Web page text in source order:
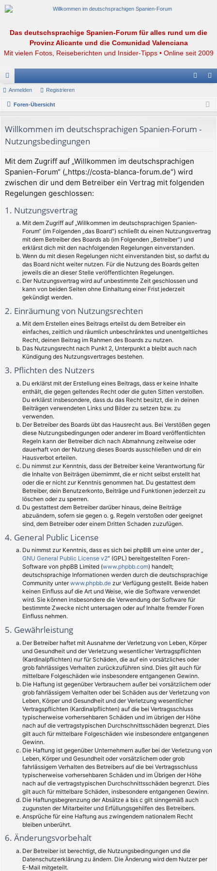
Das deutschsprachige Spanien-Forum für alles rund um die
Provinz Alicante und die Comunidad Valenciana
Mit vielen Fotos, Reiseberichten und Insider-Tipps • Online seit 2009
or
en
de
ist
Anmelden Registrieren
Foren-Übersicht
Willkommen im deutschsprachigen Spanien-Forum -
Nutzungsbedingungen
Mit dem Zugriff auf „Willkommen im deutschsprachigen
Spanien-Forum“ („https://costa-blanca-forum.de“) wird
zwischen dir und dem Betreiber ein Vertrag mit folgenden
Regelungen geschlossen:
1. Nutzungsvertrag
Mit dem Zugriff auf „Willkommen im deutschsprachigen Spanien-
Forum“ (im Folgenden „das Board“) schließt du einen Nutzungsvertrag
mit dem Betreiber des Boards ab (im Folgenden „Betreiber“) und
erklärst dich mit den nachfolgenden Regelungen einverstanden.
Wenn du mit diesen Regelungen nicht einverstanden bist, so darfst du
das Board nicht weiter nutzen. Für die Nutzung des Boards gelten
jeweils die an dieser Stelle veröffentlichten Regelungen.
Der Nutzungsvertrag wird auf unbestimmte Zeit geschlossen und
kann von beiden Seiten ohne Einhaltung einer Frist jederzeit
gekündigt werden.
2. Einräumung von Nutzungsrechten
Mit dem Erstellen eines Beitrags erteilst du dem Betreiber ein
einfaches, zeitlich und räumlich unbeschränktes und unentgeltliches
Recht, deinen Beitrag im Rahmen des Boards zu nutzen.
Das Nutzungsrecht nach Punkt 2, Unterpunkt a bleibt auch nach
Kündigung des Nutzungsvertrages bestehen.
3. Pflichten des Nutzers
Du erklärst mit der Erstellung eines Beitrags, dass er keine Inhalte
enthält, die gegen geltendes Recht oder die guten Sitten verstoßen.
Du erklärst insbesondere, dass du das Recht besitzt, die in deinen
Beiträgen verwendeten Links und Bilder zu setzen bzw. zu
verwenden.
Der Betreiber des Boards übt das Hausrecht aus. Bei Verstößen gegen
diese Nutzungsbedingungen oder anderer im Board veröffentlichten
Regeln kann der Betreiber dich nach Abmahnung zeitweise oder
dauerhaft von der Nutzung dieses Boards ausschließen und dir ein
Hausverbot erteilen.
Du nimmst zur Kenntnis, dass der Betreiber keine Verantwortung für
die Inhalte von Beiträgen übernimmt, die er nicht selbst erstellt hat
oder die er nicht zur Kenntnis genommen hat. Du gestattest dem
Betreiber, dein Benutzerkonto, Beiträge und Funktionen jederzeit zu
löschen oder zu sperren.
Du gestattest dem Betreiber darüber hinaus, deine Beiträge
abzuändern, sofern sie gegen o. g. Regeln verstoßen oder geeignet
sind, dem Betreiber oder einem Dritten Schaden zuzufügen.
4. General Public License
Du nimmst zur Kenntnis, dass es sich bei phpBB um eine unter der „
GNU General Public License v2“ (GPL) bereitgestellten Foren-
Software von phpBB Limited (www.phpbb.com) handelt;
deutschsprachige Informationen werden durch die deutschsprachige
Community unterwww.phpbb.de zur Verfügung gestellt. Beide haben
keinen Einfluss auf die Art und Weise, wie die Software verwendet
wird. Sie können insbesondere die Verwendung der Software für
bestimmte Zwecke nicht untersagen oder auf Inhalte fremder Foren
Einfluss nehmen.
5. Gewährleistung
Der Betreiber haftet mit Ausnahme der Verletzung von Leben, Körper
und Gesundheit und der Verletzung wesentlicher Vertragspflichten
(Kardinalpflichten) nur für Schäden, die auf ein vorsätzliches oder
grob fahrlässiges Verhalten zurückzuführen sind. Dies gilt auch für
mittelbare Folgeschäden wie insbesondere entgangenen Gewinn.
Die Haftung ist gegenüber Verbrauchern außer bei vorsätzlichem oder
grob fahrlässigem Verhalten oder bei Schäden aus der Verletzung von
Leben, Körper und Gesundheit und der Verletzung wesentlicher
Vertragspflichten (Kardinalpflichten) auf die bei Vertragsschluss
typischerweise vorhersehbaren Schäden und im übrigen der Höhe
nach auf die vertragstypischen Durchschnittsschäden begrenzt. Dies
gilt auch für mittelbare Folgeschäden wie insbesondere entgangenen
Gewinn.
Die Haftung ist gegenüber Unternehmern außer bei der Verletzung von
Leben, Körper und Gesundheit oder vorsätzlichem oder grob
fahrlässigem Verhalten des Betreibers auf die bei Vertragsschluss
typischerweise vorhersehbaren Schäden und im Übrigen der Höhe
nach auf die vertragstypischen Durchschnittsschäden begrenzt. Dies
gilt auch für mittelbare Schäden, insbesondere entgangenen Gewinn.
Die Haftungsbegrenzung der Absätze a bis c gilt sinngemäß auch
zugunsten der Mitarbeiter und Erfüllungsgehilfen des Betreibers.
Ansprüche für eine Haftung aus zwingendem nationalem Recht
bleiben unberührt.
6. Änderungsvorbehalt
Der Betreiber ist berechtigt, die Nutzungsbedingungen und die
Datenschutzerklärung zu ändern. Die Änderung wird dem Nutzer per
E-Mail mitgeteilt.